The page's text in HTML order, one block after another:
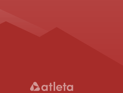
hersentumorenSTELVIO DI